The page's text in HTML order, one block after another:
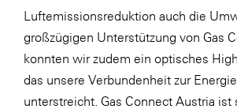
SPIEGLTEC
STIHL Tirol
Trend Micro
TAG GmbH
Luftemissionsreduktion auch die
großzügigen Unterstützung von Gas
konnten wir zudem ein optisches
das unsere Verbundenheit zur
unterstreicht. Gas Connect Austria ist